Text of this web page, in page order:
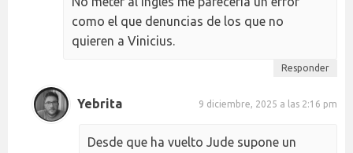
como el que denuncias de los que no
quieren a Vinicius.
Responder
Yebrita 9 diciembre, 2025 a las 2:16 pm
Desde que ha vuelto Jude supone un